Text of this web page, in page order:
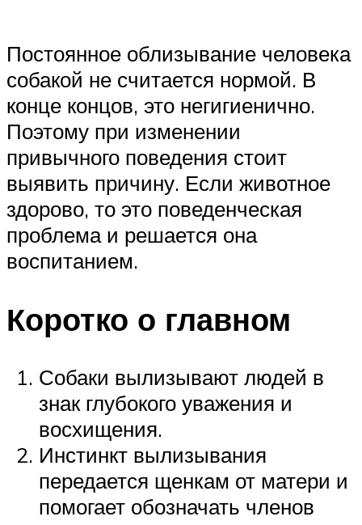
Постоянное облизывание человека
собакой не считается нормой. В
конце концов, это негигиенично.
Поэтому при изменении
привычного поведения стоит
выявить причину. Если животное
здорово, то это поведенческая
проблема и решается она
воспитанием.
Коротко о главном
Собаки вылизывают людей в
знак глубокого уважения и
восхищения.
Инстинкт вылизывания
передается щенкам от матери и
помогает обозначать членов